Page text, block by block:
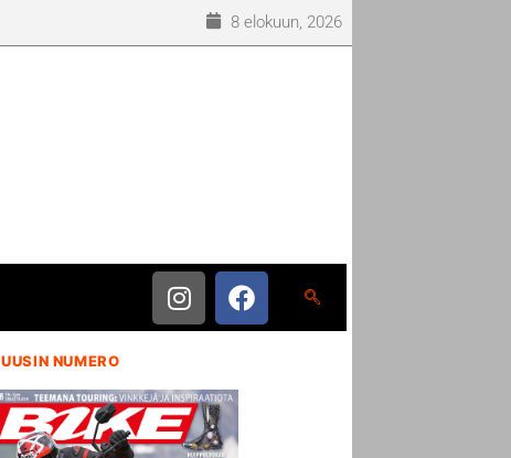
8 elokuun, 2026
UUSIN NUMERO